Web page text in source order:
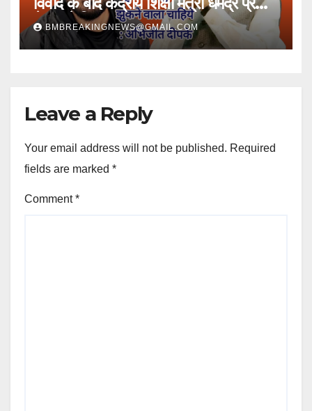
ने पद से दिया त्यागपत्र
BMBREAKINGNEWS@GMAIL.COM
Leave a Reply
Your email address will not be published. Required
fields are marked *
Comment*